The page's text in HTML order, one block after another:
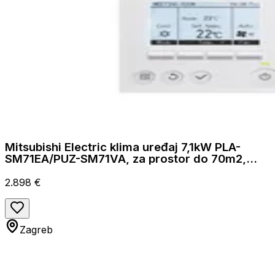
Mitsubishi Electric klima uređaj 7,1kW PLA-
SM71EA/PUZ-SM71VA, za prostor do 70m2,
2.898 €
Zagreb